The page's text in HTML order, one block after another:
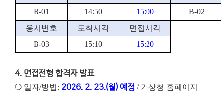
B-01
14:50 15:00
B-02
응시번호
도착시각
면접시각
B-03
15:10 15:20
4. 면접전형 합격자 발표
❍ 일자/방법: 2026. 2. 23.(월) 예정 / 기상청 홈페이지